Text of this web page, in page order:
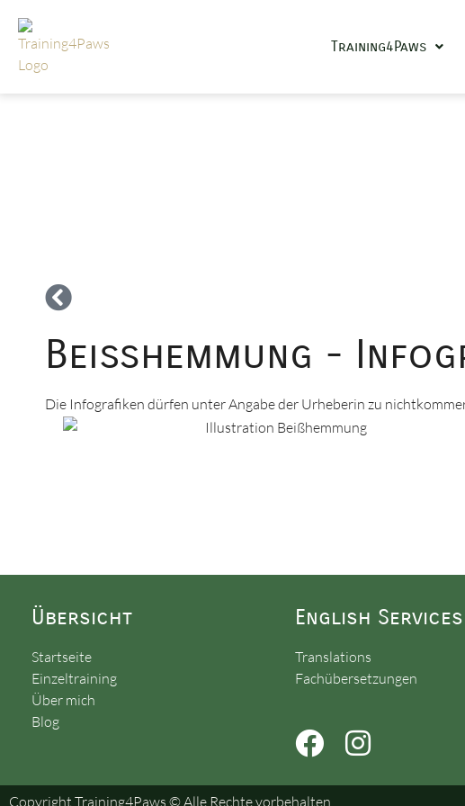
Training4Paws
Beißhemmung -
Die Infografiken dürfen unter Angabe der Urheberin zu
Übersicht
Startseite
Einzeltraining
Über mich
Blog
English Services
Translations
Fachübersetzungen
Copyright Training4Paws © Alle Rechte vorbehalten.